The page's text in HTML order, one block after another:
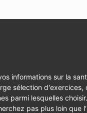
informations sur la
sélection
parmi lesquelles
pas plus loin que